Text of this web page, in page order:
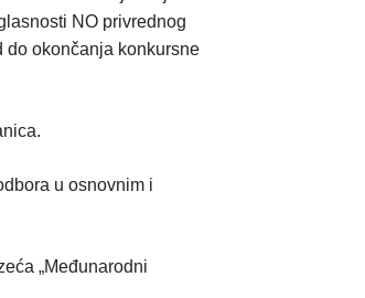
NO privrednog
do okončanja konkursne
u osnovnim i
„Međunarodni